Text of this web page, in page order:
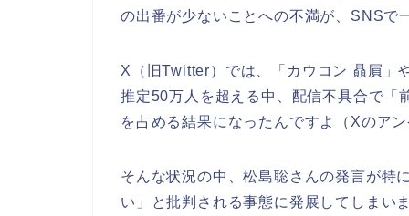
の出番が少ないことへの不満が、SNSで
X（旧Twitter）では、「カウコン 贔屓」
推定50万人を超える中、配信不具合で「
を占める結果になったんですよ（Xのア
そんな状況の中、松島聡さんの発言が特
い」と批判される事態に発展してしまい